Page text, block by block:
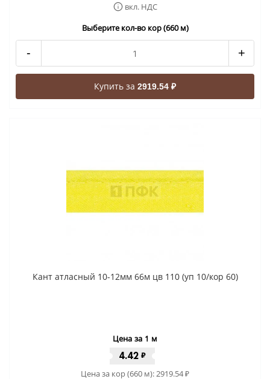
вкл. НДС
Выберите кол-во кор (660 м)
- +
Купить за 2919.54 ₽
Кант атласный 10-12мм 66м цв 110 (уп 10/кор 60)
Цена за 1 м
4.42 ₽
Цена за кор (660 м):2919.54₽